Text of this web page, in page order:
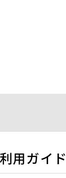
用ガイド